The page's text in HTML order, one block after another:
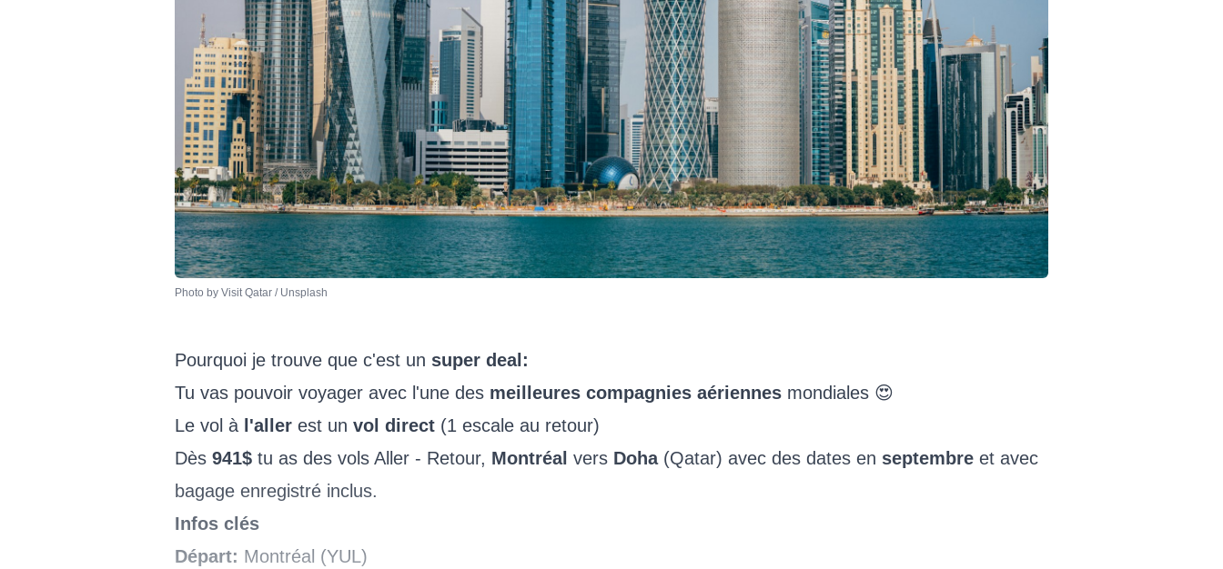
Photo by Visit Qatar / Unsplash
Pourquoi je trouve que c'est un super deal:
Tu vas pouvoir voyager avec l'une des meilleures compagnies aériennes mondiales 😍
Le vol à l'aller est un vol direct (1 escale au retour)
Dès 941$ tu as des vols Aller - Retour, Montréal vers Doha(Qatar) avec des dates en septembre et avec
bagage enregistré inclus.
Infos clés
Départ: Montréal (YUL)